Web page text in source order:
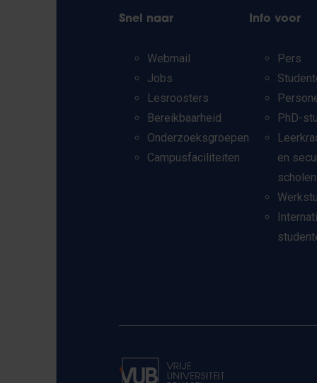
Snel naar
Webmail
Jobs
Lesroosters
Bereikbaarheid
Onderzoeksgroepen
Campusfaciliteiten
Info voor
Pers
PhD-
en
scholen